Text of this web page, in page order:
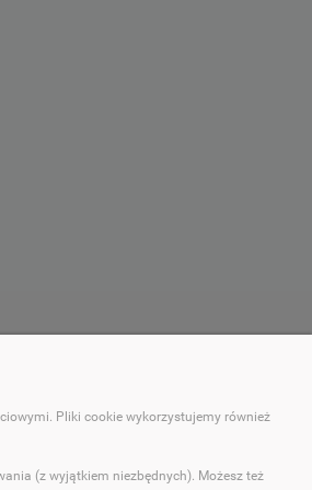
Pliki cookie wykorzystujemy również
(z wyjątkiem niezbędnych). Możesz też